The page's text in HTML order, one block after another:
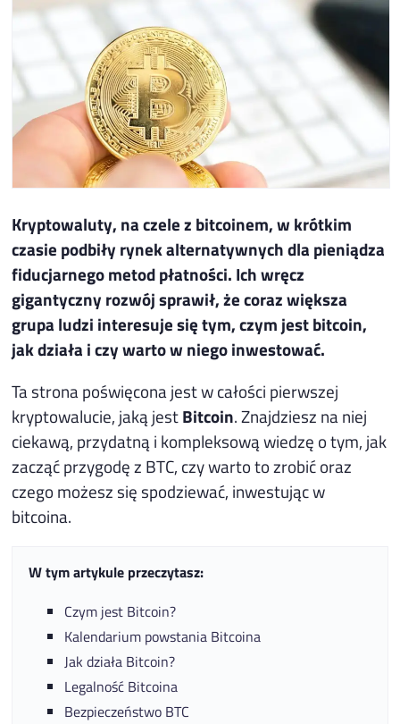
Kryptowaluty, na czele z bitcoinem, w krótkim
czasie podbiły rynek alternatywnych dla pieniądza
fiducjarnego metod płatności. Ich wręcz
gigantyczny rozwój sprawił, że coraz większa
grupa ludzi interesuje się tym, czym jest bitcoin,
jak działa i czy warto w niego inwestować.
Ta strona poświęcona jest w całości pierwszej
kryptowalucie, jaką jestBitcoin. Znajdziesz na niej
ciekawą, przydatną i kompleksową wiedzę o tym, jak
zacząć przygodę z BTC, czy warto to zrobić oraz
czego możesz się spodziewać, inwestując w
bitcoina.
W tym artykule przeczytasz:
Czym jest Bitcoin?
Kalendarium powstania Bitcoina
Jak działa Bitcoin?
Legalność Bitcoina
Bezpieczeństwo BTC